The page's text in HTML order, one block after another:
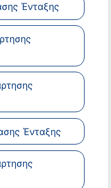
Ένταξης
Ένταξης